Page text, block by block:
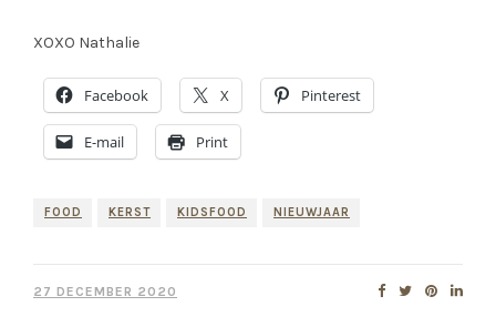
XOXO Nathalie
Facebook X Pinterest
E-mail Print
FOOD KERST KIDSFOOD NIEUWJAAR
27 DECEMBER 2020